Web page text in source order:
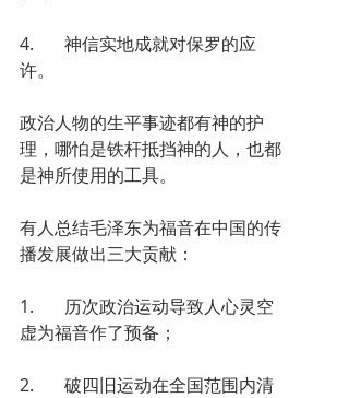
4.       神信实地成就对保罗的应
许。
政治人物的生平事迹都有神的护
理，哪怕是铁杆抵挡神的人，也都
是神所使用的工具。
有人总结毛泽东为福音在中国的传
播发展做出三大贡献：
1.       历次政治运动导致人心灵空
虚为福音作了预备；
2.       破四旧运动在全国范围内清